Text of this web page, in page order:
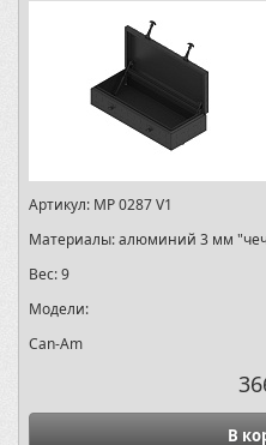
Артикул: MP 0287 V1
Материалы:алюминий 3 мм
Вес:9
Модели:
Can-Am
В